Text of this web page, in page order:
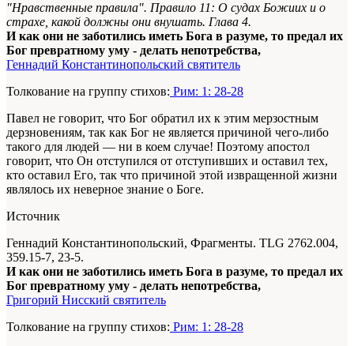
"Нравственные правила". Правило 11: О судах Божиих и о
страхе, какой должны они внушать. Глава 4.
И как они не заботились иметь Бога в разуме, то предал их
Бог превратному уму - делать непотребства,
Геннадий Константинопольский святитель
Толкование на группу стихов: Рим: 1: 28-28
Павел не говорит, что Бог обратил их к этим мерзостным
дерзновениям, так как Бог не является причиной чего-либо
такого для людей — ни в коем случае! Поэтому апостол
говорит, что Он отступился от отступивших и оставил тех,
кто оставил Его, так что причиной этой извращенной жизни
являлось их неверное знание о Боге.
Источник
Геннадий Константинопольский, Фрагменты. TLG 2762.004,
359.15-7, 23-5.
И как они не заботились иметь Бога в разуме, то предал их
Бог превратному уму - делать непотребства,
Григорий Нисский святитель
Толкование на группу стихов: Рим: 1: 28-28